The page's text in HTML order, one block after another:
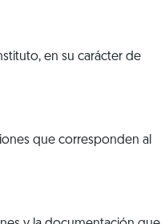
en su carácter de
que corresponden al